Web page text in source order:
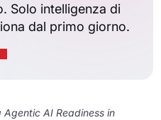
Solo intelligenza di
dal primo giorno.
Agentic AI Readiness in